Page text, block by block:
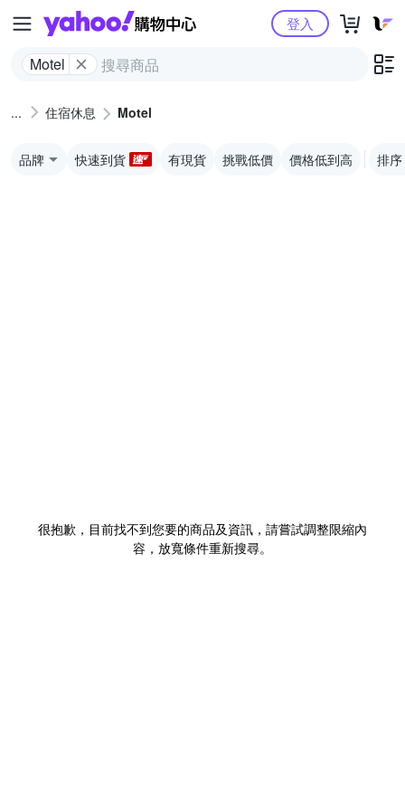
Yahoo購物中心
Motel
登入
住宿休息 Motel
品牌 快速到貨 有現貨 挑戰低價 價格低到高 排序
很抱歉，目前找不到您要的商品及資訊，請嘗試調整限縮內
容，放寬條件重新搜尋。